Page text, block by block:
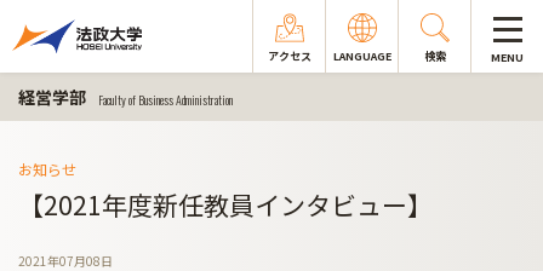
アクセス LANGUAGE 検索 MENU
経営学部 Faculty of Business Administration
お知らせ
【2021年度新任教員インタビュー】
2021年07月08日